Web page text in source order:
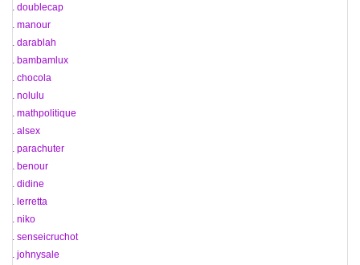
56. doublecap
57. manour
58. darablah
59. bambamlux
60. chocola
61. nolulu
62. mathpolitique
63. alsex
64. parachuter
65. benour
66. didine
67. lerretta
68. niko
69. senseicruchot
70. johnysale